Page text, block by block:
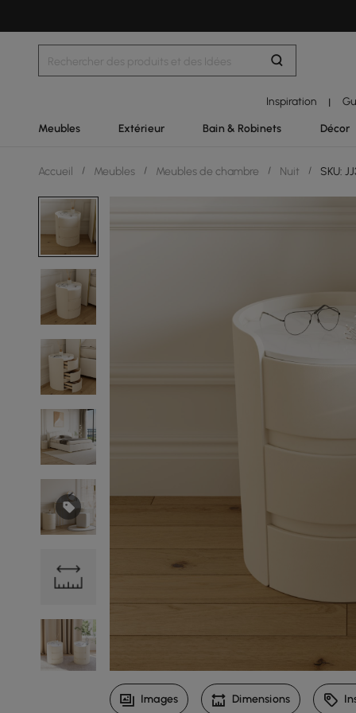
Inspiration |
Meubles Extérieur Bain & Robinets Décor
Accueil / Meubles / Meubles de chambre / Nuit / SKU:
Images Dimensions